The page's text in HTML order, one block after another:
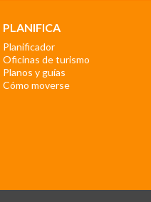
PLANIFICA
Planificador
Oficinas de turismo
Planos y guías
Cómo moverse